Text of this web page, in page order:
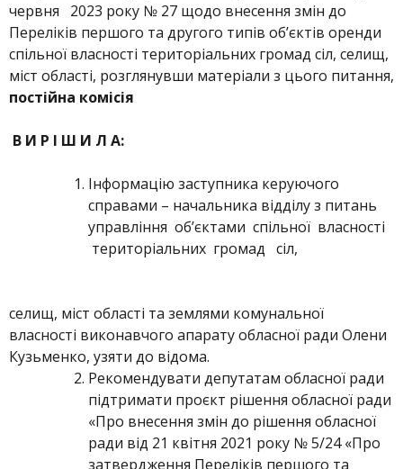
червня 2023 року № 27 щодо внесення змін до
Переліків першого та другого типів об’єктів оренди
спільної власності територіальних громад сіл, селищ,
міст області, розглянувши матеріали з цього питання,
постійна комісія
В И Р І Ш И Л А:
Інформацію заступника керуючого
справами – начальника відділу з питань
управління об’єктами спільної власності
територіальних громад сіл,
селищ, міст області та землями комунальної
власності виконавчого апарату обласної ради Олени
Кузьменко, узяти до відома.
Рекомендувати депутатам обласної ради
підтримати проєкт рішення обласної ради
«Про внесення змін до рішення обласної
ради від 21 квітня 2021 року № 5/24 «Про
затвердження Переліків першого та